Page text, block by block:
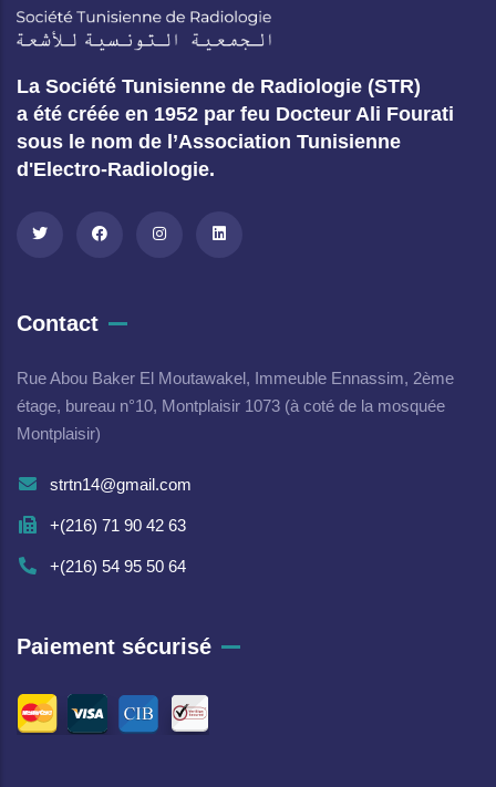
La Société Tunisienne de Radiologie (STR)
a été créée en 1952 par feu Docteur Ali Fourati
sous le nom de l’Association Tunisienne
d'Electro-Radiologie.
Contact
Rue Abou Baker El Moutawakel, Immeuble Ennassim, 2ème
étage, bureau n°10, Montplaisir 1073 (à coté de la mosquée
Montplaisir)
strtn14@gmail.com
+(216) 71 90 42 63
+(216) 54 95 50 64
Paiement sécurisé